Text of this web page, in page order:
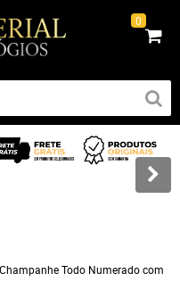
0
Todo Numerado com